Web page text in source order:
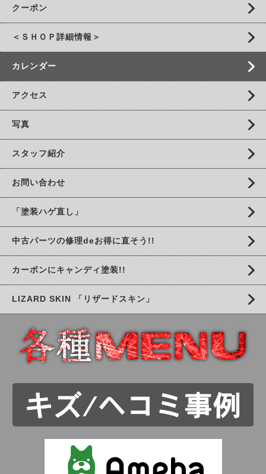
クーポン
＜ＳＨＯＰ詳細情報＞
カレンダー
アクセス
写真
スタッフ紹介
お問い合わせ
「塗装ハゲ直し」
中古パーツの修理deお得に直そう!!
カーボンにキャンディ塗装!!
LIZARD SKIN 「リザードスキン」